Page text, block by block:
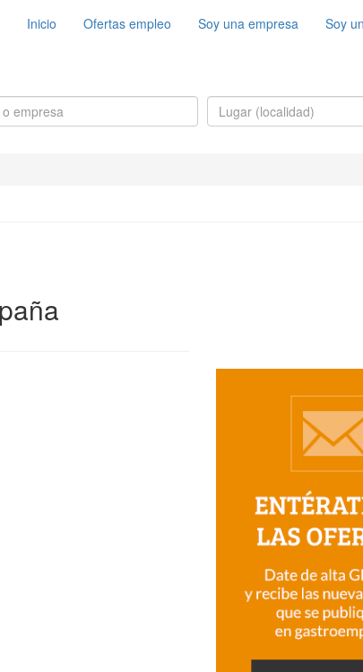
Inicio Ofertas empleo Soy una empresa Soy